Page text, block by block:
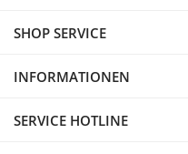
SHOP SERVICE
INFORMATIONEN
SERVICE HOTLINE